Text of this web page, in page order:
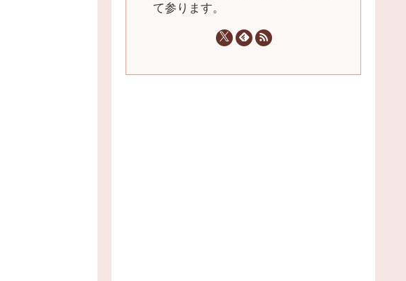
て参ります。